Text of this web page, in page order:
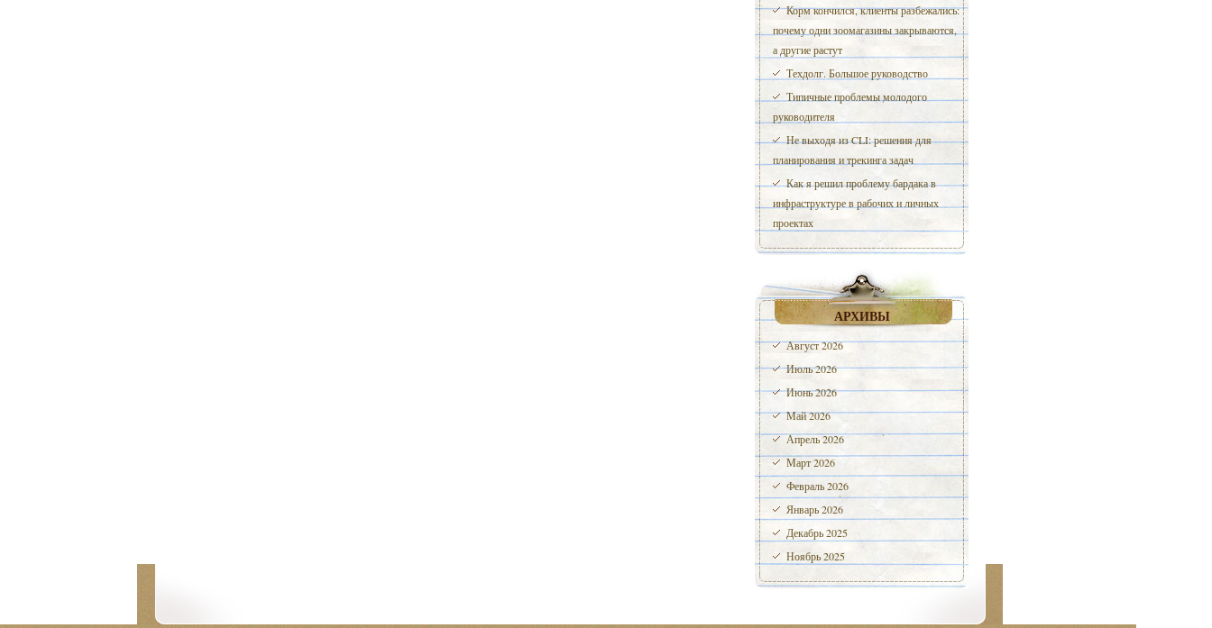
Корм кончился, клиенты разбежались:
почему одни зоомагазины закрываются,
а другие растут
Техдолг. Большое руководство
Типичные проблемы молодого
руководителя
Не выходя из CLI: решения для
планирования и трекинга задач
Как я решил проблему бардака в
инфраструктуре в рабочих и личных
проектах
АРХИВЫ
Август 2026
Июль 2026
Июнь 2026
Май 2026
Апрель 2026
Март 2026
Февраль 2026
Январь 2026
Декабрь 2025
Ноябрь 2025